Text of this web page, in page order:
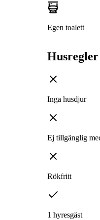
Egen toalett
Inga husdjur
Ej tillgänglig
Rökfritt
1 hyresgäst